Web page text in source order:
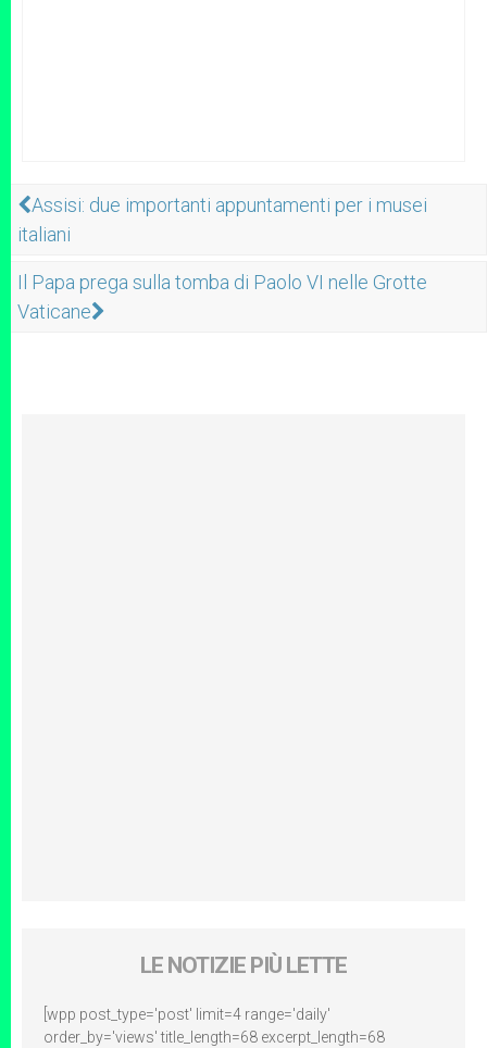
Assisi: due importanti appuntamenti per i musei
italiani
Il Papa prega sulla tomba di Paolo VI nelle Grotte
Vaticane
LE NOTIZIE PIÙ LETTE
[wpp post_type='post' limit=4 range='daily'
order_by='views' title_length=68 excerpt_length=68